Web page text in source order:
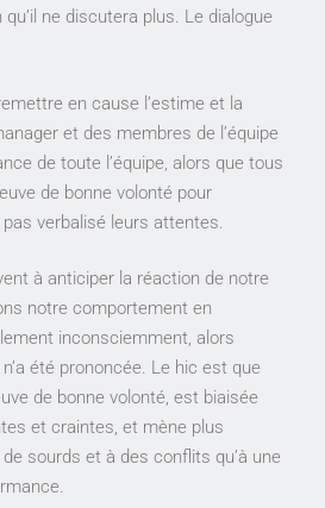
ne discutera plus. Le dialogue
en cause l’estime et la
et des membres de l’équipe
de toute l’équipe, alors que tous
de bonne volonté pour
pas verbalisé leurs attentes.
à anticiper la réaction de notre
notre comportement en
inconsciemment, alors
été prononcée. Le hic est que
de bonne volonté, est biaisée
et craintes, et mène plus
sourds et à des conflits qu’à une